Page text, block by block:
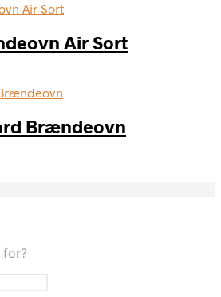
Air Sort
Brændeovn